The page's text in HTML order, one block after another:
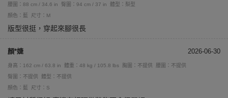
腰圍：88 cm / 34.6 in
臀圍：94 cm / 37 in
體型：梨型
顏色：藍
尺寸：M
版型很挺，穿起來腳很長
顏*婕 2026-06-30
身高：162 cm / 63.8 in 體重：48 kg / 105.8 lbs 胸圍：不提供
腰圍：不提供
臀圍：不提供
體型：不提供
顏色：藍
尺寸：S